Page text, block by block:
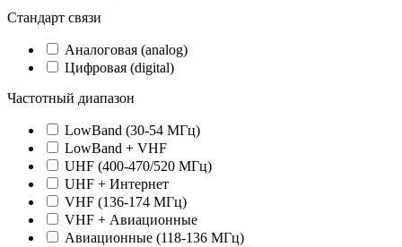
Стандарт связи
Аналоговая (analog)
Цифровая (digital)
Частотный диапазон
LowBand (30-54 МГц)
LowBand + VHF
UHF (400-470/520 МГц)
UHF + Интернет
VHF (136-174 МГц)
VHF + Авиационные
Авиационные (118-136 МГц)